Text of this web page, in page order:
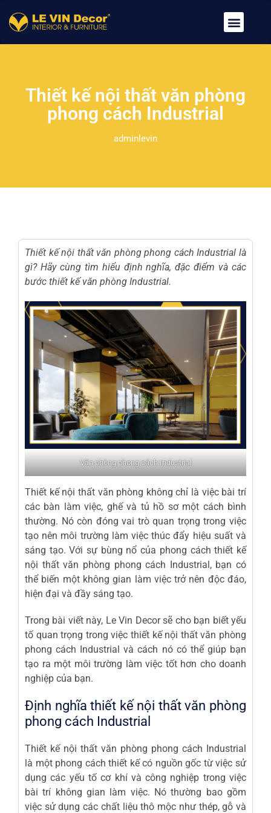
Thiết kế nội thất văn phòng
phong cách Industrial
adminlevin
Thiết kế nội thất văn phòngphong cách Industrial là
gì? Hãy cùng tìm hiểu định nghĩa, đặc điểm và các
bước thiết kế văn phòng Industrial.
Văn phòng phong cách Industrial
Thiết kế nội thất văn phòng không chỉ là việc bài trí
các bàn làm việc, ghế và tủ hồ sơ một cách bình
thường. Nó còn đóng vai trò quan trọng trong việc
tạo nên môi trường làm việc thúc đẩy hiệu suất và
sáng tạo. Với sự bùng nổ của phong cách thiết kế
nội thất văn phòng phong cách Industrial, bạn có
thể biến một không gian làm việc trở nên độc đáo,
hiện đại và đầy sáng tạo.
Trong bài viết này, Le Vin Decor sẽ cho bạn biết yếu
tố quan trọng trong việc thiết kế nội thấtvăn phòng
phong cách Industrial và cách nó có thể giúp bạn
tạo ra một môi trường làm việc tốt hơn cho doanh
nghiệp của bạn.
Định nghĩa thiết kế nội thất văn phòng
phong cách Industrial
Thiết kế nội thất văn phòng phong cách Industrial
là một phong cách thiết kế có nguồn gốc từ việc sử
dụng các yếu tố cơ khí và công nghiệp trong việc
bài trí không gian làm việc. Nó thường bao gồm
việc sử dụng các chất liệu thô mộc như thép, gỗ và